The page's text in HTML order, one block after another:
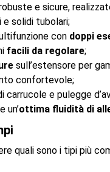
e sicure,
solidi tubolari;
con doppi
facili da regolare;
sull’estensore per
confortevole;
carrucole e pulegge
un’ottima fluidità di
quali sono i tipi più